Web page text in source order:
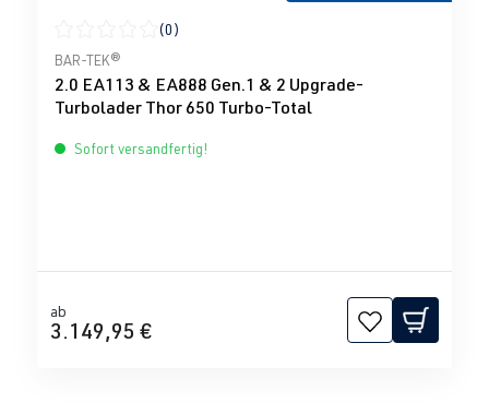
Durchschnittliche Bewertung von 0 von 5 Sternen
(0)
BAR-TEK®
2.0 EA113 & EA888 Gen.1 & 2 Upgrade-
Turbolader Thor 650 Turbo-Total
Sofort versandfertig!
ab
3.149,95 €